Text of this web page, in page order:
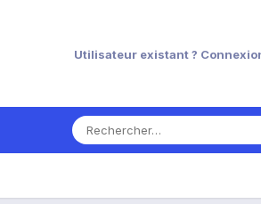
Utilisateur existant ?